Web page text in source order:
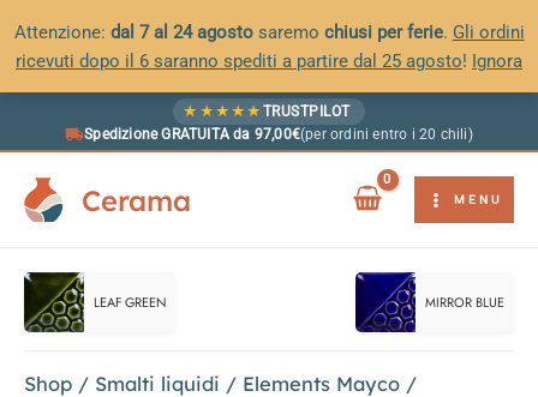
Attenzione: dal 7 al 24 agostosaremo chiusi per ferie. Gli ordini
ricevuti dopo il 6 saranno spediti a partire dal 25 agosto! Ignora
★ ★ ★ ★ ★ TRUSTPILOT
Spedizione GRATUITA da 97,00€(per ordini entro i 20 chili)
Cerama MENU
LEAF GREEN MIRROR BLUE
Shop / Smalti liquidi / Elements Mayco /